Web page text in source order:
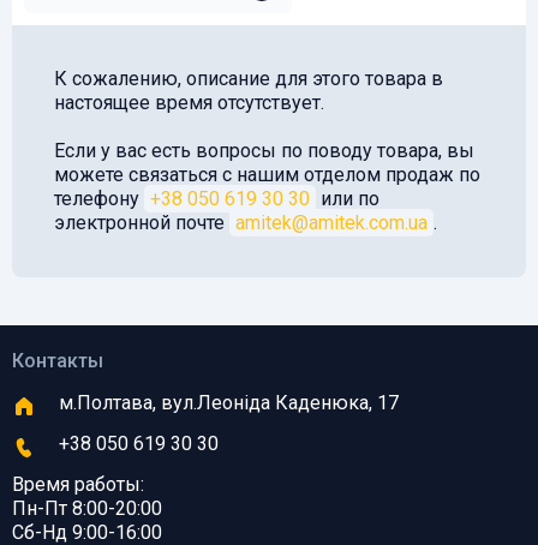
К сожалению, описание для этого товара в
настоящее время отсутствует.
Если у вас есть вопросы по поводу товара, вы
можете связаться с нашим отделом продаж по
телефону +38 050 619 30 30 или по
электронной почте amitek@amitek.com.ua .
Контакты
м.Полтава, вул.Леоніда Каденюка, 17
+38 050 619 30 30
Время работы:
Пн-Пт 8:00-20:00
Сб-Нд 9:00-16:00